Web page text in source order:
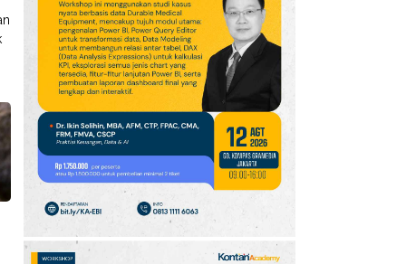
Kabar Transfer Man
United: 6 Pemain
Berpeluang Hengkang
Sebelum Deadline
10 Kode Redeem Sword of
Convallaria per Agustus
2026: Segera Klaim
Luxite Gratis